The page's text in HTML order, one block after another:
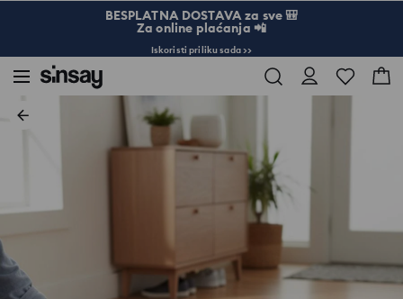
BESPLATNA DOSTAVA za sve 🎒
Za online plaćanja 📲
Iskoristi priliku sada >>